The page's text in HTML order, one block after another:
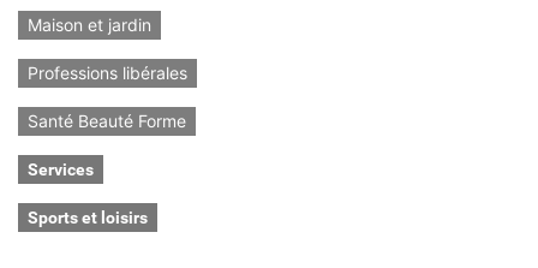
Maison et jardin
Professions libérales
Santé Beauté Forme
Services
Sports et loisirs